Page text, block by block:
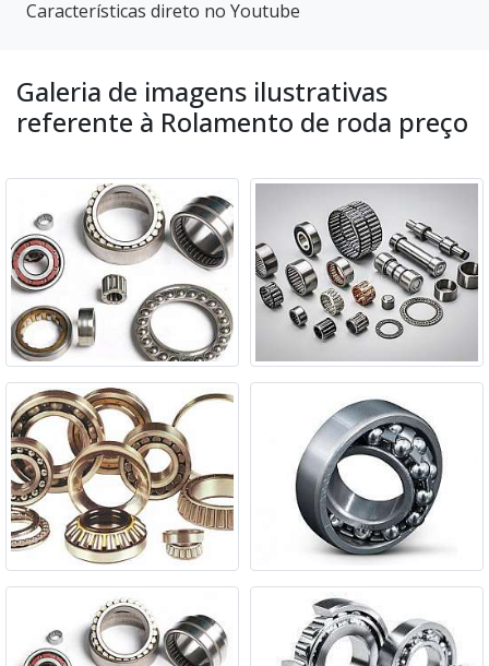
Características direto no Youtube
Galeria de imagens ilustrativas
referente à Rolamento de roda preço